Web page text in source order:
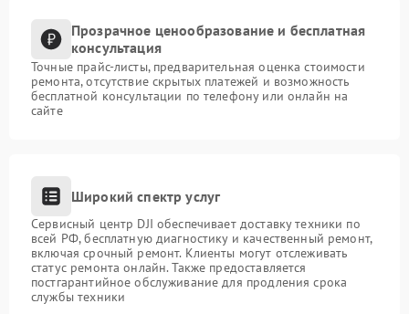
Прозрачное ценообразование и бесплатная
консультация
Точные прайс-листы, предварительная оценка стоимости
ремонта, отсутствие скрытых платежей и возможность
бесплатной консультации по телефону или онлайн на
сайте
Широкий спектр услуг
Сервисный центр DJI обеспечивает доставку техники по
всей РФ, бесплатную диагностику и качественный ремонт,
включая срочный ремонт. Клиенты могут отслеживать
статус ремонта онлайн. Также предоставляется
постгарантийное обслуживание для продления срока
службы техники